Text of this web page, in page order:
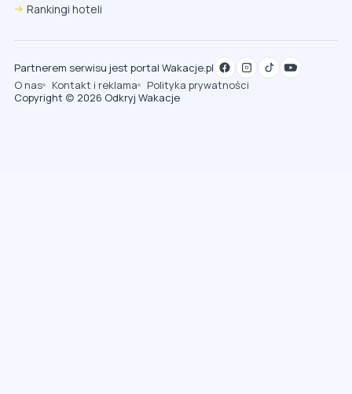
Rankingi hoteli
Partnerem serwisu jest portal Wakacje.pl
O nas
Kontakt i reklama
Polityka prywatności
Copyright (c) 2026 Odkryj Wakacje